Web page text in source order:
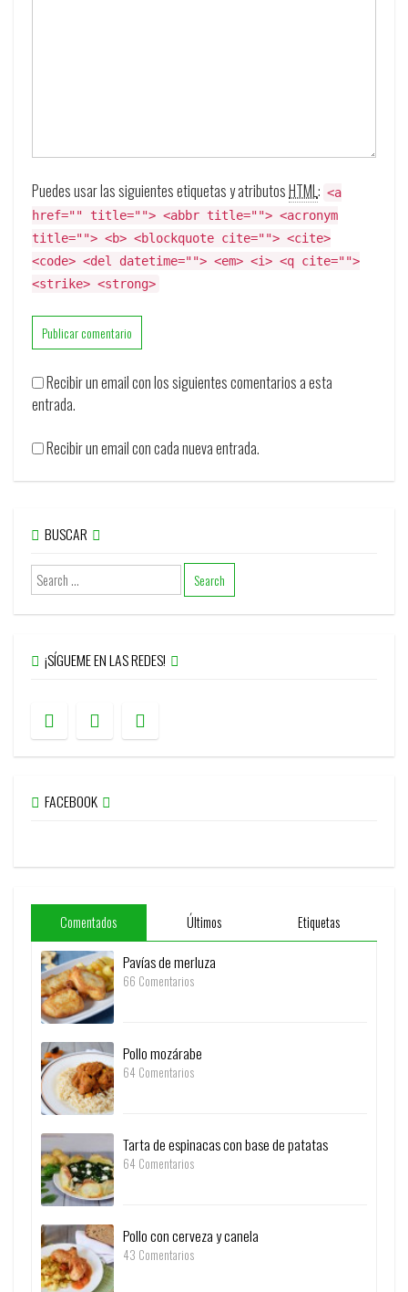
Puedes usar las siguientes etiquetas y atributosHTML: <a
href="" title=""> <abbr title=""> <acronym
title=""> <b> <blockquote cite=""> <cite>
<code> <del datetime=""> <em> <i> <q cite="">
<strike> <strong>
Recibir un email con los siguientes comentarios a esta
entrada.
Recibir un email con cada nueva entrada.
BUSCAR
¡SÍGUEME EN LAS REDES!
FACEBOOK
Comentados Últimos Etiquetas
Pavías de merluza
66 Comentarios
Pollo mozárabe
64 Comentarios
Tarta de espinacas con base de patatas
64 Comentarios
Pollo con cerveza y canela
43 Comentarios